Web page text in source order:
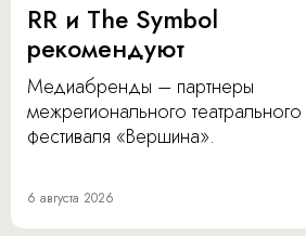
RR и The Symbol
рекомендуют
Медиабренды – партнеры
межрегионального театрального
фестиваля «Вершина».
6 августа 2026